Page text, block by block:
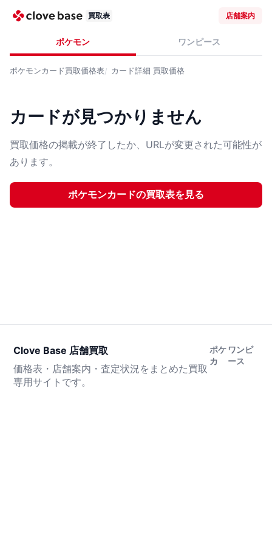
買取表 店舗案内
ポケモン ワンピース
ポケモンカード買取価格表 カード詳細 買取価格
カードが見つかりません
買取価格の掲載が終了したか、URLが変更された可能性が
あります。
ポケモンカードの買取表を見る
Clove Base 店舗買取
価格表・店舗案内・査定状況をまとめた買取
専用サイトです。
ポケ
カ
ワンピ
ース